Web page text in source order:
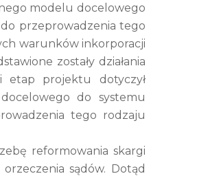
modelu docelowego
do przeprowadzenia tego
warunków inkorporacji
zostały działania
etap projektu dotyczył
do systemu
tego rodzaju
reformowania skargi
sądów. Dotąd